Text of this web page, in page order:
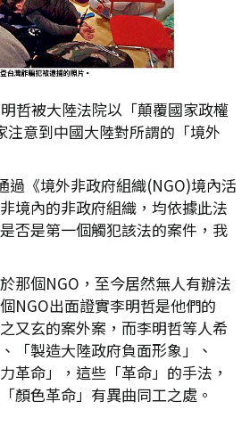
哲被大陸法院以「顛覆國家政權
注意到中國大陸對所謂的「境外
過《境外非政府組織(NGO)境內活
境內的非政府組織，均依據此法
否是第一個觸犯該法的案件，我
那個NGO，至今居然無人有辦法
NGO出面證實李明哲是他們的
又玄的案外案，而李明哲等人希
「製造大陸政府負面形象」、
革命」，這些「革命」的手法，
顏色革命」有異曲同工之處。